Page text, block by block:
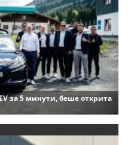
за 5 минути, беше открита